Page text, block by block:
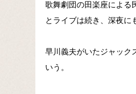
歌舞劇団の田楽座による
とライブは続き、深夜に
早川義夫がいたジャック
いう。